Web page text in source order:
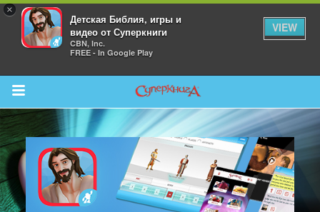
×
Детская Библия, игры и
видео от Суперкниги
CBN, Inc.
FREE - In Google Play
VIEW
Return to Content